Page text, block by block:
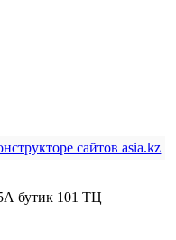
сайтов asia.kz
бутик 101 ТЦ